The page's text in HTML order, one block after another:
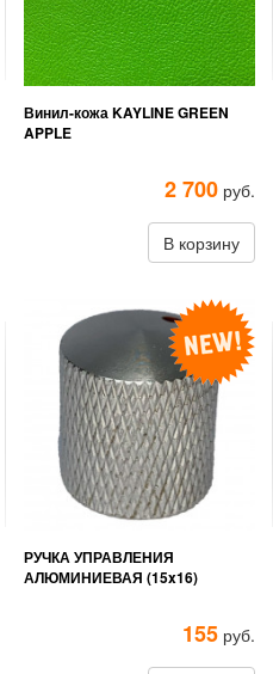
Винил-кожа KAYLINE GREEN
APPLE
2 700 руб.
В корзину
РУЧКА УПРАВЛЕНИЯ
АЛЮМИНИЕВАЯ (15x16)
155 руб.